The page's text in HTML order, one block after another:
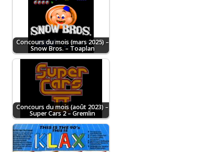
Concours du mois (mars 2025) –
Snow Bros. – Toaplan
Concours du mois (août 2023) –
Super Cars 2 – Gremlin